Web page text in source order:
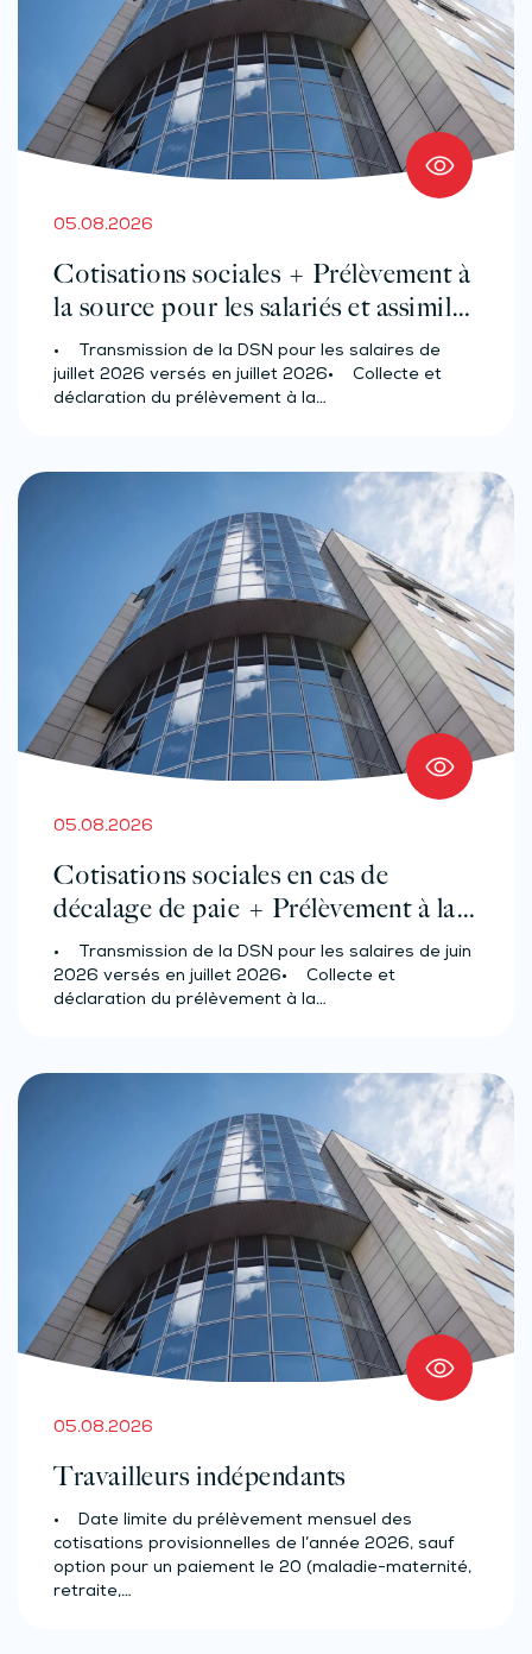
05.08.2026
Cotisations sociales + Prélèvement à
la source pour les salariés et assimilés
(effectif d’au moins 50 salariés)
• Transmission de la DSN pour les salaires de
juillet 2026 versés en juillet 2026• Collecte et
déclaration du prélèvement à la…
05.08.2026
Cotisations sociales en cas de
décalage de paie + Prélèvement à la
source des salariés et assimilés
(effectif d’au moins 50 salariés)
• Transmission de la DSN pour les salaires de juin
2026 versés en juillet 2026• Collecte et
déclaration du prélèvement à la…
05.08.2026
Travailleurs indépendants
• Date limite du prélèvement mensuel des
cotisations provisionnelles de l’année 2026, sauf
option pour un paiement le 20 (maladie-maternité,
retraite,…